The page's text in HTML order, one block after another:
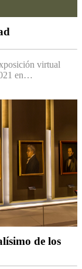
virtual
en…
de los